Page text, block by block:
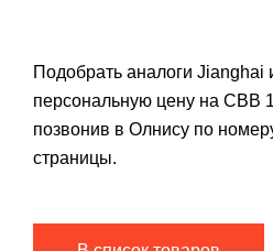
Подобрать аналоги Jianghai
персональную цену на CBB
позвонив в Олнису по
страницы.